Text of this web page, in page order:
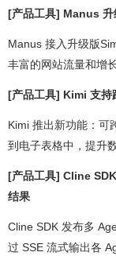
[产品工具] Manus 升
Manus 接入升级版
丰富的网站流量和增
[产品工具] Kimi 支持
Kimi 推出新功能：可
到电子表格中，提升
[产品工具] Cline
结果
Cline SDK 发布多
过 SSE 流式输出各